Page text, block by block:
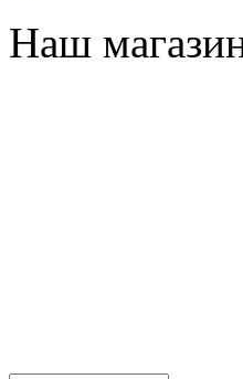
Наш